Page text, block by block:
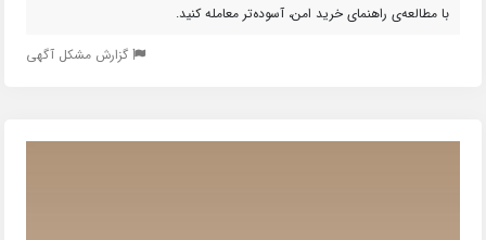
با مطالعه‌ی راهنمای خرید امن، آسوده‌تر معامله کنید.
گزارش مشکل آگهی